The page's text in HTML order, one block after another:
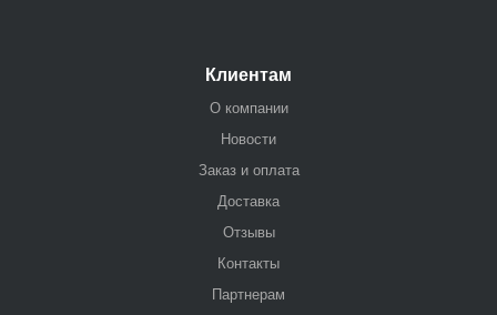
Клиентам
О компании
Новости
Заказ и оплата
Доставка
Отзывы
Контакты
Партнерам